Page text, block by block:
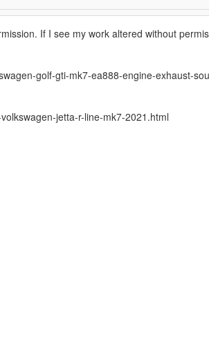
If I see my work altered without
golf-gti-mk7-ea888-engine-exhaust-
jetta-r-line-mk7-2021.html